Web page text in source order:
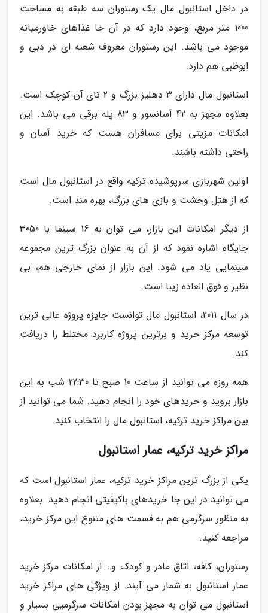
در داخل استانبول مال یک رستوران سه طبقه به مساحت
1000 متر مربع، وجود دارد که در آن جا غذاهای خاورمیانه
موجود می باشد. این رستوران معروف شعبه ای در دبی و
ابوظبی هم دارد.
استانبول مال دارای 3 دهلیز بزرگ و 2 تای آن کوچک است.
بعلاوه مجهز به 42 آسانسور و 83 پله برقی می باشد. این
امکانات مزیتی برای مسافران هست که خرید آسان و
راحتی داشته باشند.
اولین شهربازی سرپوشیده ترکیه واقع در استانبول مال است
که از هتل وحشت و بازی های بزرگ، بهره مند است.
از دیگر امکانات این بازار، می توان به 16 سینما با 3050
جایگاه اشاره نمود که از آن به عنوان بزرگ ترین مجموعه
سینمایی یاد می شود. این بازار از نمای خارجی هم، بی
نظیر و فوق العاده زیبا است.
در سال 2011، استانبول مال توانست جایزه پروژه عالی ترین
توسعه مرکز خرید و برترین پروژه کاربرد مختلط را دریافت
کند.
همه روزه می توانید از ساعت 10 صبح تا 22:30 شب به این
بازار بروید و خریدهای خود را انجام دهید. شما می توانید از
بین مراکز خرید ترکیه، استانبول مال را انتخاب کنید.
مراکز خرید ترکیه، عمار استانبول
یکی از بزرگ ترین مراکز خرید ترکیه، عمار استانبول است که
می توانید در این جا خریدهای باکیفیتی انجام دهید. بعلاوه
به منظور سرگرمی هم به قسمت های متنوع این مرکز خرید،
مراجعه کنید.
رستوران، کافه، اتاق مادر و کودک و… از امکانات مرکز خرید
عمار استانبول به شمار می آیند. از ویژگی های مراکز خرید
استانبول می توان به مجهز بودن امکانات سرگرمیی بسیار و